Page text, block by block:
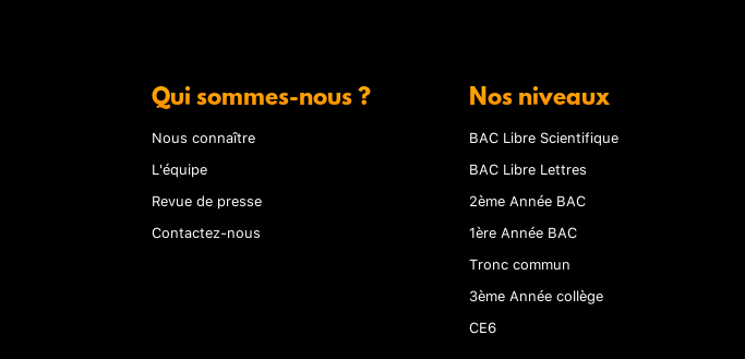
Qui sommes-nous ?
Nous connaître
L'équipe
Revue de presse
Contactez-nous
Nos niveaux
BAC Libre Scientifique
BAC Libre Lettres
2ème Année BAC
1ère Année BAC
Tronc commun
3ème Année collège
CE6